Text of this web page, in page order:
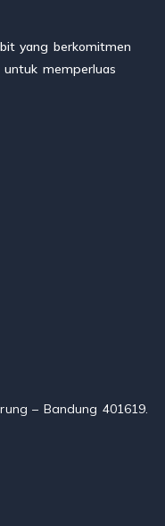
yang berkomitmen
memperluas
– Bandung 401619.